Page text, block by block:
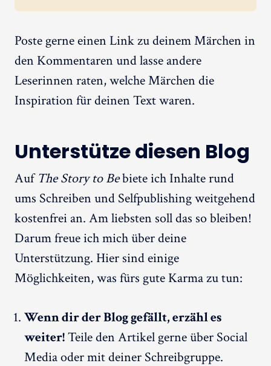
Poste gerne einen Link zu deinem Märchen in
den Kommentaren und lasse andere
Leserinnen raten, welche Märchen die
Inspiration für deinen Text waren.
Unterstütze diesen Blog
AufThe Story to Bebiete ich Inhalte rund
ums Schreiben und Selfpublishing weitgehend
kostenfrei an. Am liebsten soll das so bleiben!
Darum freue ich mich über deine
Unterstützung. Hier sind einige
Möglichkeiten, was fürs gute Karma zu tun:
Wenn dir der Blog gefällt, erzähl es
weiter!Teile den Artikel gerne über Social
Media oder mit deiner Schreibgruppe.